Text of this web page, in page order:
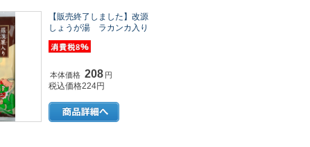
【販売終了しました】改源
しょうが湯 ラカンカ入り
本体価格 208 円
税込価格224円